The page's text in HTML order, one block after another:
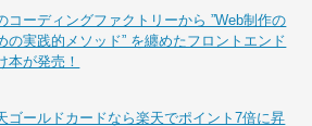
コーディングファクトリーから ”Web制作の
の実践的メソッド” を纏めたフロントエンド
本が発売！
ゴールドカードなら楽天でポイント7倍に昇